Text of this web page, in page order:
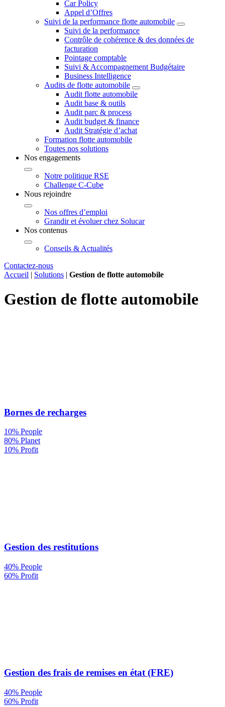
Car Policy
Appel d’Offres
Suivi de la performance flotte automobile
Suivi de la performance
Contrôle de cohérence & des données de
facturation
Pointage comptable
Suivi & Accompagnement Budgétaire
Business Intelligence
Audits de flotte automobile
Audit flotte automobile
Audit base & outils
Audit parc & process
Audit budget & finance
Audit Stratégie d’achat
Formation flotte automobile
Toutes nos solutions
Nos engagements
Notre politique RSE
Challenge C-Cube
Nous rejoindre
Nos offres d’emploi
Grandir et évoluer chez Solucar
Nos contenus
Conseils & Actualités
Contactez-nous
Accueil | Solutions | Gestion de flotte automobile
Gestion de flotte automobile
Bornes de recharges
10% People
80% Planet
10% Profit
Gestion des restitutions
40% People
60% Profit
Gestion des frais de remises en état (FRE)
40% People
60% Profit